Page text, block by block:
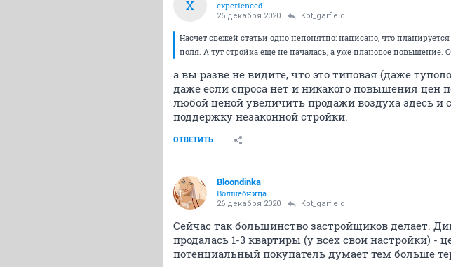
X
experienced
26 декабря 2020 Kot_garfield
Насчет свежей статьи одно непонятно: написано, что
ноля. А тут стройка еще не началась, а уже плановое повышение.
а вы разве не видите, что это типовая (даже
даже если спроса нет и никакого повышения цен
любой ценой увеличить продажи воздуха здесь и
поддержку незаконной стройки.
ОТВЕТИТЬ
Bloondinka
Волшебница...
26 декабря 2020 Kot_garfield
Сейчас так большинство застройщиков делает.
продалась 1-3 квартиры (у всех свои настройки)
потенциальный покупатель думает тем больше